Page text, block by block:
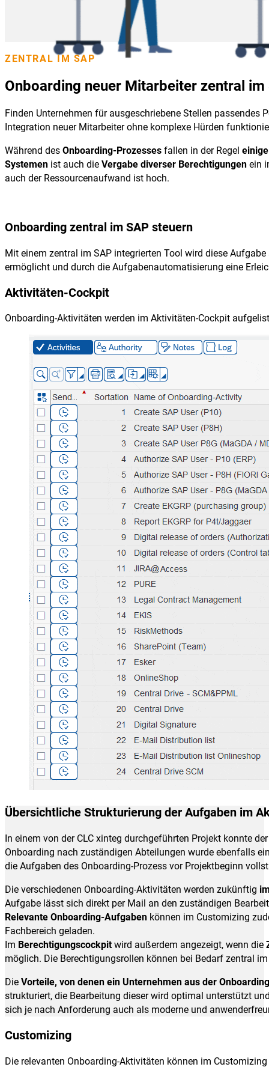
ZENTRAL IM SAP
Onboarding neuer Mitarbeiter zentral im
Finden Unternehmen für ausgeschriebene Stellen
Integration neuer Mitarbeiter ohne komplexe Hürden
Während des Onboarding-Prozesses fallen in der Regel
Systemen ist auch die Vergabe diverser Berechtigungen ein
auch der Ressourcenaufwand ist hoch.
Onboarding zentral im SAP steuern
Mit einem zentral im SAP integrierten Tool wird diese
ermöglicht und durch die Aufgabenautomatisierung eine
Aktivitäten-Cockpit
Onboarding-Aktivitäten werden im Aktivitäten-Cockpit
Übersichtliche Strukturierung der Aufgaben im
In einem von der CLC xinteg durchgeführten Projekt konnte
Onboarding nach zuständigen Abteilungen wurde ebenfalls
die Aufgaben des Onboarding-Prozess vor Projektbeginn
Die verschiedenen Onboarding-Aktivitäten werden zukünftig
Aufgabe lässt sich direkt per Mail an den zuständigen
Relevante Onboarding-Aufgaben können im Customizing
Fachbereich geladen.
Im Berechtigungscockpitwird außerdem angezeigt, wenn die
möglich. Die Berechtigungsrollen können bei Bedarf zentral
Die Vorteile, von denen ein Unternehmen aus der
strukturiert, die Bearbeitung dieser wird optimal unterstützt
sich je nach Anforderung auch als moderne und
Customizing
Die relevanten Onboarding-Aktivitäten können im